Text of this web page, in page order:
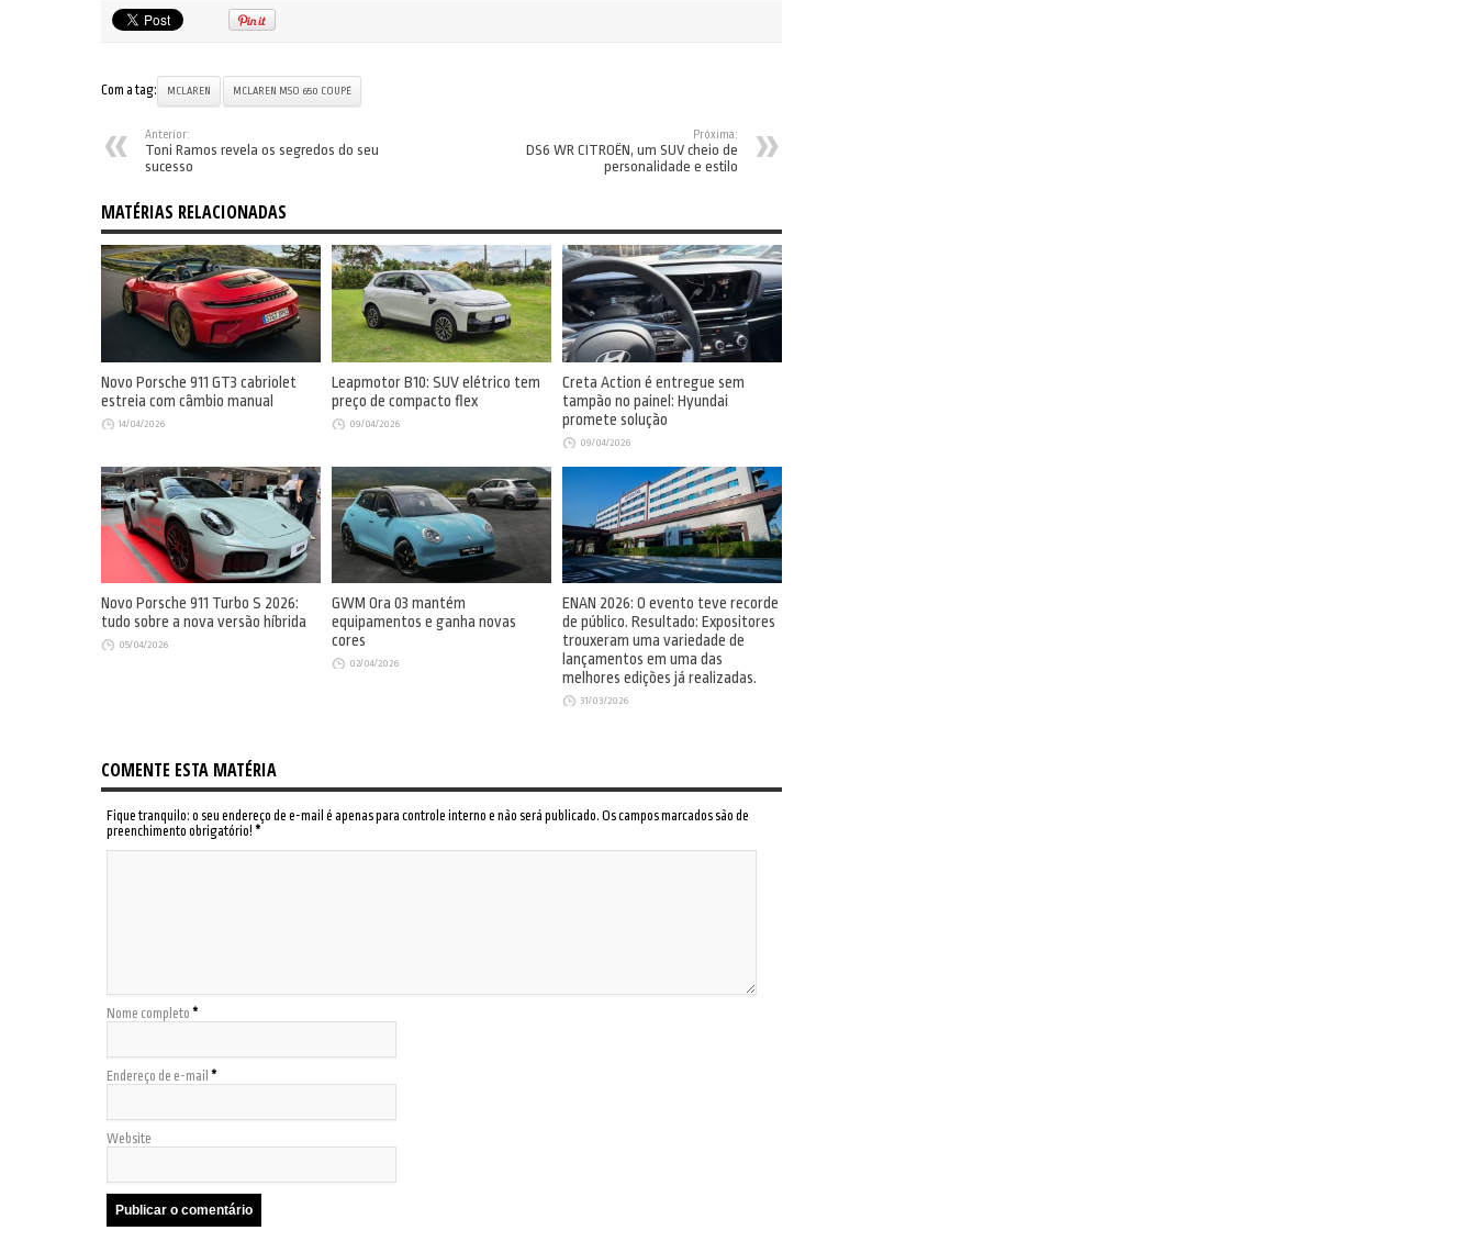
Com a tag: MCLAREN MCLAREN MSO 650 COUPÉ
Anterior:
Toni Ramos revela os segredos do seu
sucesso
Próxima:
DS6 WR CITROËN, um SUV cheio de
personalidade e estilo
MATÉRIAS RELACIONADAS
Novo Porsche 911 GT3 cabriolet
estreia com câmbio manual
14/04/2026
Leapmotor B10: SUV elétrico tem
preço de compacto flex
09/04/2026
Creta Action é entregue sem
tampão no painel: Hyundai
promete solução
09/04/2026
Novo Porsche 911 Turbo S 2026:
tudo sobre a nova versão híbrida
05/04/2026
GWM Ora 03 mantém
equipamentos e ganha novas
cores
02/04/2026
ENAN 2026: O evento teve recorde
de público. Resultado: Expositores
trouxeram uma variedade de
lançamentos em uma das
melhores edições já realizadas.
31/03/2026
COMENTE ESTA MATÉRIA
Fique tranquilo: o seu endereço de e-mail é apenas para controle interno e não será publicado. Os campos marcados são de
preenchimento obrigatório! *
Nome completo *
Endereço de e-mail *
Website